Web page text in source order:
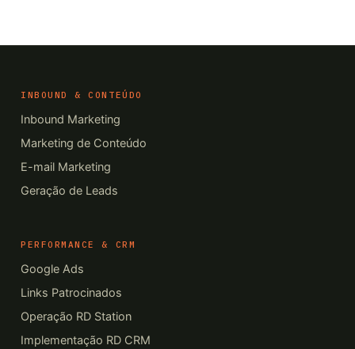
INBOUND & CONTEÚDO
Inbound Marketing
Marketing de Conteúdo
E-mail Marketing
Geração de Leads
PERFORMANCE & CRM
Google Ads
Links Patrocinados
Operação RD Station
Implementação RD CRM